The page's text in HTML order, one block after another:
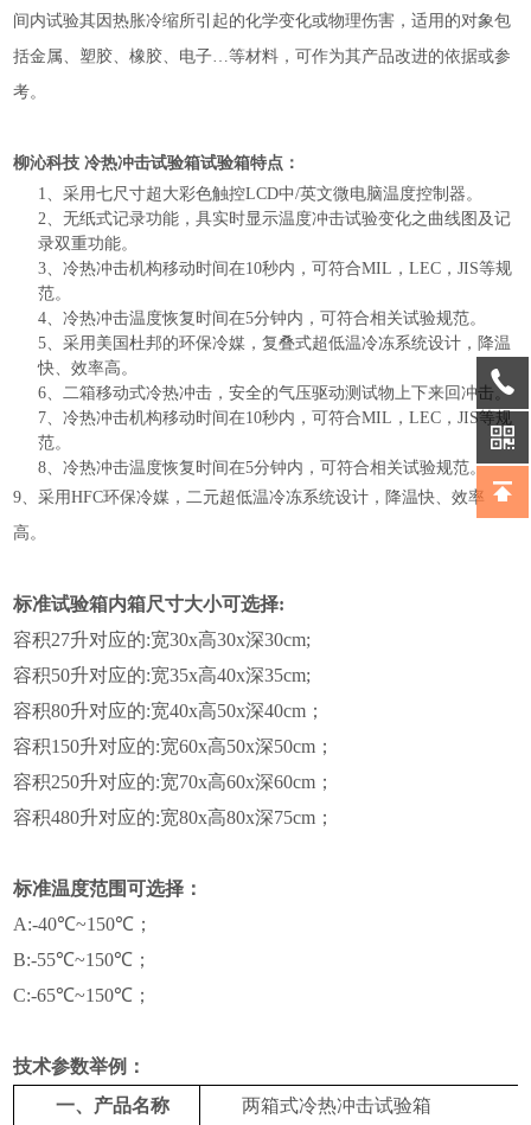
间内试验其因热胀冷缩所引起的化学变化或物理伤害，适用的对象包
括金属、塑胶、橡胶、电子…等材料，可作为其产品改进的依据或参
考。
柳沁科技 冷热冲击试验箱试验箱特点：
1、采用七尺寸超大彩色触控LCD中/英文微电脑温度控制器。
2、无纸式记录功能，具实时显示温度冲击试验变化之曲线图及记
录双重功能。
3、冷热冲击机构移动时间在10秒内，可符合MIL，LEC，JIS等规
范。
4、冷热冲击温度恢复时间在5分钟内，可符合相关试验规范。
5、采用美国杜邦的环保冷媒，复叠式超低温冷冻系统设计，降温
快、效率高。
6、二箱移动式冷热冲击，安全的气压驱动测试物上下来回冲击。
7、冷热冲击机构移动时间在10秒内，可符合MIL，LEC，JIS等规
范。
8、冷热冲击温度恢复时间在5分钟内，可符合相关试验规范。
9、采用HFC环保冷媒，二元超低温冷冻系统设计，降温快、效率
高。
标准试验箱内箱尺寸大小可选择:
容积27升对应的:宽30x高30x深30cm;
容积50升对应的:宽35x高40x深35cm;
容积80升对应的:宽40x高50x深40cm；
容积150升对应的:宽60x高50x深50cm；
容积250升对应的:宽70x高60x深60cm；
容积480升对应的:宽80x高80x深75cm；
标准温度范围可选择：
A:-40℃~150℃；
B:-55℃~150℃；
C:-65℃~150℃；
技术参数举例：
一、 产品名称 两箱式冷热冲击试验箱